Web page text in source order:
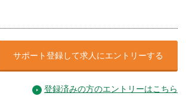
サポート登録して求人にエントリーする
登録済みの方のエントリーはこちら